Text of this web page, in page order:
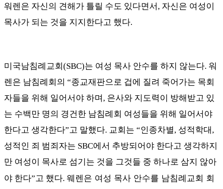
워렌은 자신의 견해가 틀릴 수도 있다면서, 자신은 여성이
목사가 되는 것을 지지한다고 했다.
미국남침례교회(SBC)는 여성 목사 안수를 하지 않는다. 워
렌은 남침례회의 “종교재판으로 겁에 질려 죽어가는 목회
자들을 위해 일어서야 하며 , 은사와 지도력이 방해받고 있
는 수백만 명의 경건한 남침례회 여성들을 위해 일어서야
한다고 생각한다”고 말했다. 교회는 “인종차별, 성적학대,
성적인 죄 범죄자는 SBC에서 추방되어야 한다고 생각하지
만 여성이 목사로 섬기는 것을 그것들 중 하나로 삼지 않아
야 한다”고 했다. 웨렌은 여성 목사 안수를 남침례교회 회